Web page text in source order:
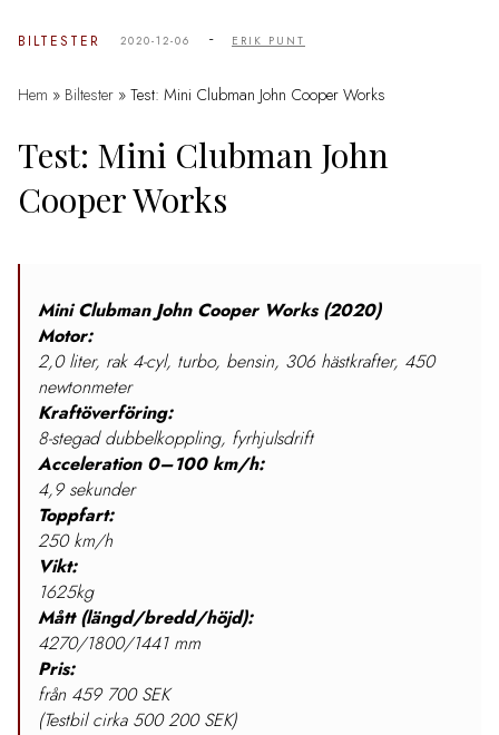
BILTESTER 2020-12-06 - ERIK PUNT
Hem » Biltester » Test: Mini Clubman John Cooper Works
Test: Mini Clubman John
Cooper Works
Mini Clubman John Cooper Works (2020)
Motor:
2,0 liter, rak 4-cyl, turbo, bensin, 306 hästkrafter, 450
newtonmeter
Kraftöverföring:
8-stegad dubbelkoppling, fyrhjulsdrift
Acceleration 0–100 km/h:
4,9 sekunder
Toppfart:
250 km/h
Vikt:
1625kg
Mått (längd/bredd/höjd):
4270/1800/1441 mm
Pris:
från 459 700 SEK
(Testbil cirka 500 200 SEK)